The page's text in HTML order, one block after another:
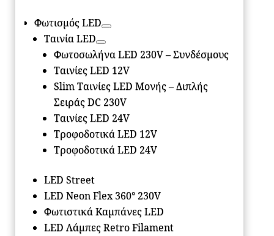
Φωτισμός LED
Ταινία LED
Φωτοσωλήνα LED 230V – Συνδέσμους
Ταινίες LED 12V
Slim Ταινίες LED Μονής – Διπλής
Σειράς DC 230V
Ταινίες LED 24V
Τροφοδοτικά LED 12V
Τροφοδοτικά LED 24V
LED Street
LED Neon Flex 360° 230V
Φωτιστικά Καμπάνες LED
LED Λάμπες Retro Filament